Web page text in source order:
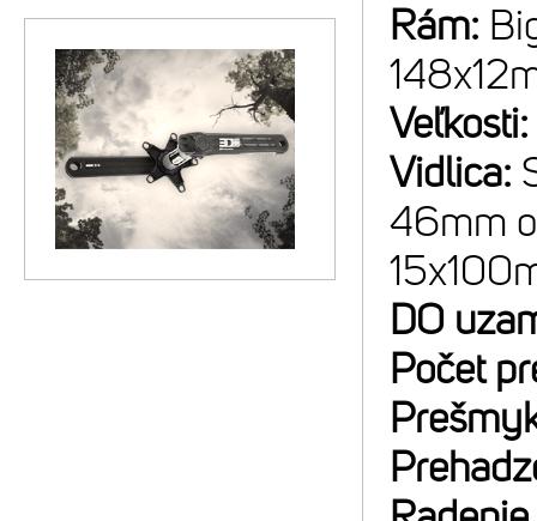
Rám:
Veľkosti:
Vidlica:
46mm
DO
Počet